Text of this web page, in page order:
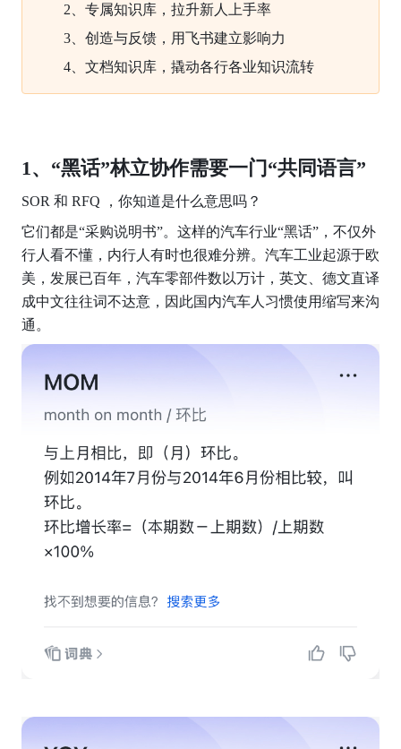
2、专属知识库，拉升新人上手率
3、创造与反馈，用飞书建立影响力
4、文档知识库，撬动各行各业知识流转
1、“黑话”林立协作需要一门“共同语言”
SOR 和 RFQ ，你知道是什么意思吗？
它们都是“采购说明书”。这样的汽车行业“黑话”，不仅外
行人看不懂，内行人有时也很难分辨。汽车工业起源于欧
美，发展已百年，汽车零部件数以万计，英文、德文直译
成中文往往词不达意，因此国内汽车人习惯使用缩写来沟
通。